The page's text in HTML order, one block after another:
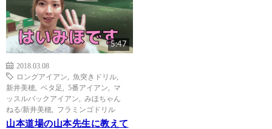
5:47
2018.03.08
ロングアイアン
魚突きドリル
新井美穂
ベタ足 5番アイアン
マ
ッスルバックアイアン
みほちゃん
ねる/新井美穂
フラミンゴドリル
山本道場の山本先生に教えて